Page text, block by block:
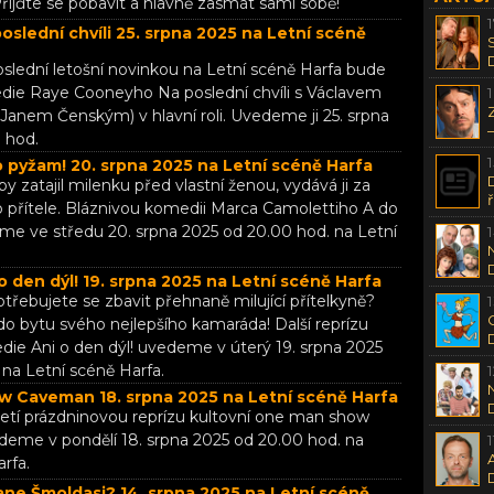
chvíli 25. srpna 2025 na Letní scéně
letošní novinkou na Letní scéně Harfa bude
Raye Cooneyho Na poslední chvíli s Václavem
Čenským) v hlavní roli. Uvedeme ji 25. srpna
hod.
pyžam! 20. srpna 2025 na Letní scéně Harfa
zatajil milenku před vlastní ženou, vydává ji za
přítele. Bláznivou komedii Marca Camolettiho A do
ve středu 20. srpna 2025 od 20.00 hod. na Letní
den dýl! 19. srpna 2025 na Letní scéně Harfa
se zbavit přehnaně milující přítelkyně?
bytu svého nejlepšího kamaráda! Další reprízu
Ani o den dýl! uvedeme v úterý 19. srpna 2025
Letní scéně Harfa.
Caveman 18. srpna 2025 na Letní scéně Harfa
prázdninovou reprízu kultovní one man show
v pondělí 18. srpna 2025 od 20.00 hod. na